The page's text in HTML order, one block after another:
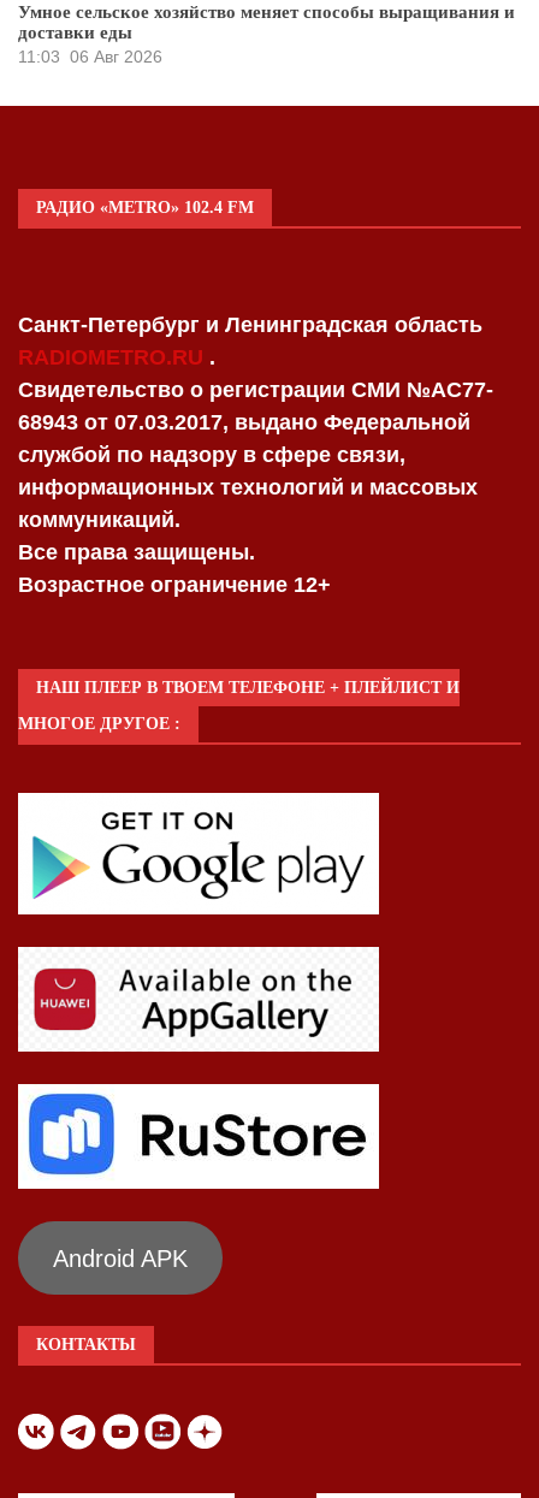
Умное сельское хозяйство меняет способы выращивания и
доставки еды
11:03 06 Авг 2026
РАДИО «METRO» 102.4 FM
Санкт-Петербург и Ленинградская область
RADIOMETRO.RU .
Свидетельство о регистрации СМИ №AC77-
68943 от 07.03.2017, выдано Федеральной
службой по надзору в сфере связи,
информационных технологий и массовых
коммуникаций.
Все права защищены.
Возрастное ограничение 12+
НАШ ПЛЕЕР В ТВОЕМ ТЕЛЕФОНЕ + ПЛЕЙЛИСТ И
МНОГОЕ ДРУГОЕ :
Android APK
КОНТАКТЫ